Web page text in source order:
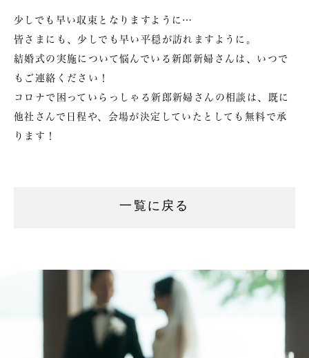
少しでも早い収束となりますように…
皆さまにも、少しでも早い平穏が訪れますように。
結婚式の実施について悩んでいる新郎新婦さんは、いつで
もご連絡ください！
コロナで困っていらっしゃる新郎新婦さんの相談は、既に
他社さんで日程や、会場が決定していたとしても無料で承
ります！
一覧に戻る